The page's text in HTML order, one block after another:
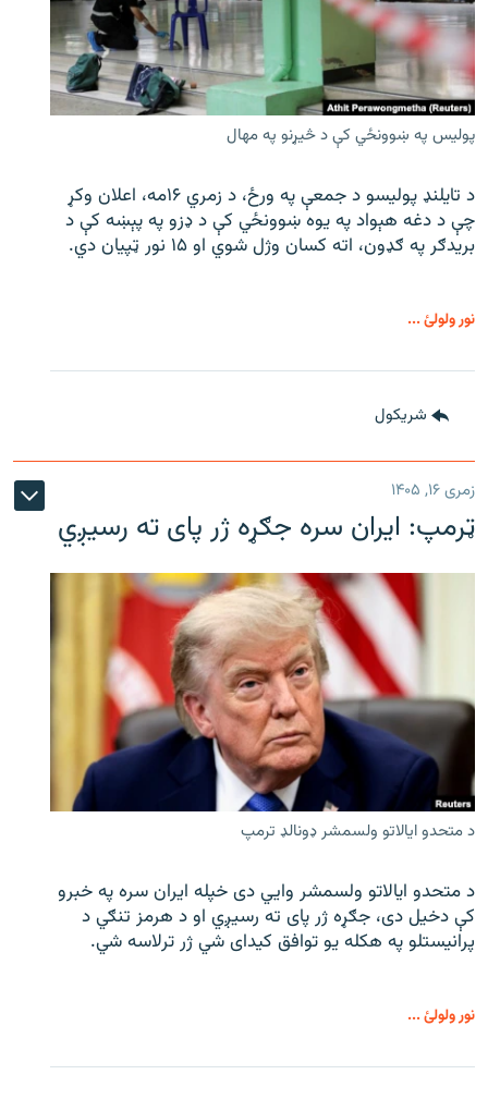
پولیس په ښوونځي کې د څیړنو په مهال
د تایلنډ پولیسو د جمعې په ورځ، د زمري ۱۶مه، اعلان وکړ
چې د دغه هېواد په یوه ښوونځي کې د ډزو په پېښه کې د
بریدګر په ګډون، اته کسان وژل شوي او ۱۵ نور ټپیان دي.
نور ولولئ ...
شريکول
زمری ۱۶, ۱۴۰۵
ټرمپ: ایران سره جګړه ژر پای ته رسیږي
د متحدو ایالاتو ولسمشر ډونالډ ترمپ
د متحدو ایالاتو ولسمشر وايي دی خپله ایران سره په خبرو
کې دخیل دی، جګړه ژر پای ته رسیږي او د هرمز تنګي د
پرانیستلو په هکله یو توافق کیدای شي ژر ترلاسه شي.
نور ولولئ ...